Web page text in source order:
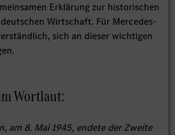
Erklärung zur historischen
Wirtschaft. Für Mercedes-
sich an dieser wichtigen
Wortlaut:
am 8. Mai 1945, endete der Zweite